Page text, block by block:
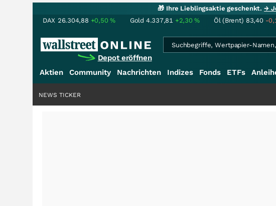
🎁 Ihre Lieblingsaktie geschenkt.→
DAX 26.304,88 +0,50% Gold 4.337,81 +2,30% Öl (Brent) 83,40 -
Depot eröffnen
Aktien Community Nachrichten Indizes Fonds ETFs
NEWS TICKER